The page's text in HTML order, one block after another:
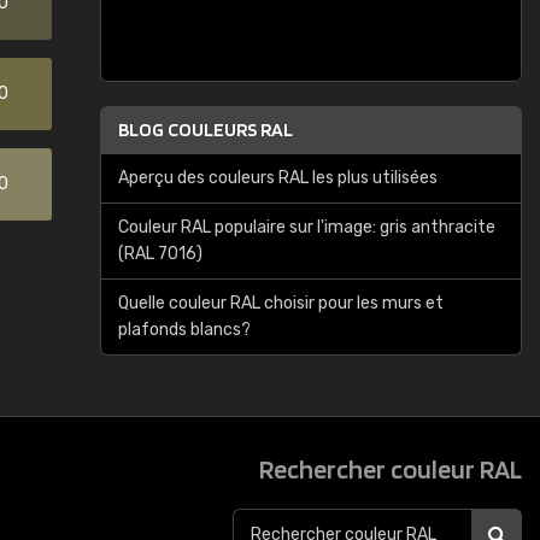
BLOG COULEURS RAL
Aperçu des couleurs RAL les plus utilisées
Couleur RAL populaire sur l'image: gris anthracite
(RAL 7016)
Quelle couleur RAL choisir pour les murs et
plafonds blancs?
Rechercher couleur RAL